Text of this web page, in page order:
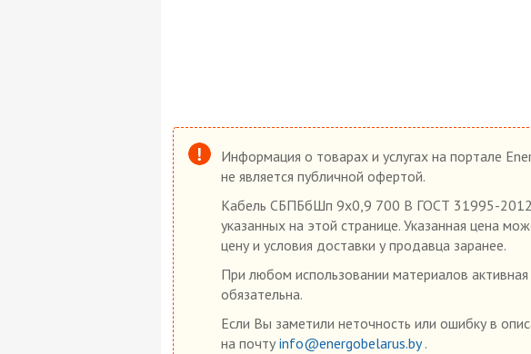
Информация о товарах и услугах на портале
не является публичной офертой.
Кабель СБПБбШп 9х0,9 700 В ГОСТ 31995-2012
указанных на этой странице. Указанная цена
цену и условия доставки у продавца заранее.
При любом использовании материалов активная
обязательна.
Если Вы заметили неточность или ошибку в
на почту info@energobelarus.by.